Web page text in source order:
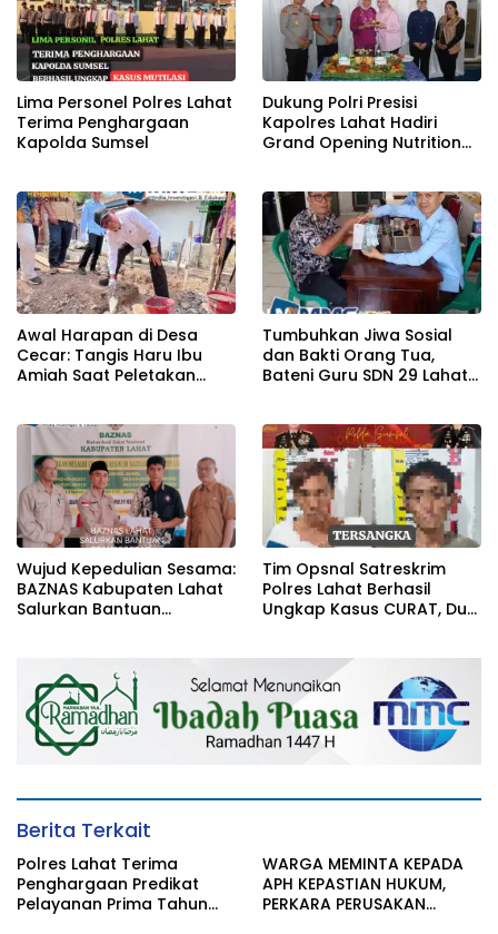
Lima Personel Polres Lahat
Terima Penghargaan
Kapolda Sumsel
Dukung Polri Presisi
Kapolres Lahat Hadiri
Grand Opening Nutrition
Awal Harapan di Desa
Cecar: Tangis Haru Ibu
Amiah Saat Peletakan
Tumbuhkan Jiwa Sosial
dan Bakti Orang Tua,
Bateni Guru SDN 29 Lahat
Wujud Kepedulian Sesama:
BAZNAS Kabupaten Lahat
Salurkan Bantuan
Tim Opsnal Satreskrim
Polres Lahat Berhasil
Ungkap Kasus CURAT, Dua
Berita Terkait
Polres Lahat Terima
Penghargaan Predikat
Pelayanan Prima Tahun
WARGA MEMINTA KEPADA
APH KEPASTIAN HUKUM,
PERKARA PERUSAKAN